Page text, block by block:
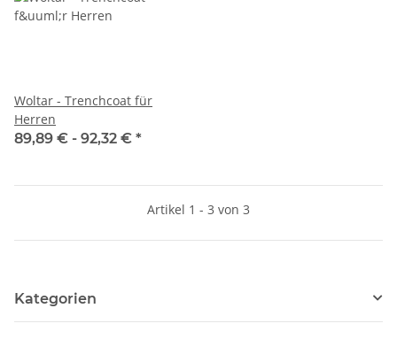
Woltar - Trenchcoat für
Herren
89,89 € - 92,32 € *
Artikel 1 - 3 von 3
Kategorien